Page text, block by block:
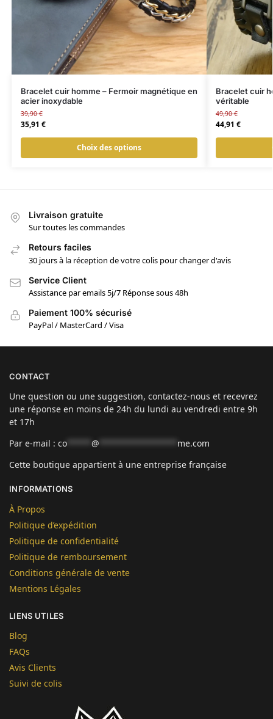
Bracelet cuir homme – Fermoir magnétique en
acier inoxydable
39,90€
35,91 €
Choix des options
Bracelet cuir
véritable
49,90€
44,91 €
Livraison gratuite
Sur toutes les commandes
Retours faciles
30 jours à la réception de votre colis pour changer d'avis
Service Client
Assistance par emails 5j/7 Réponse sous 48h
Paiement 100% sécurisé
PayPal / MasterCard / Visa
CONTACT
Une question ou une suggestion, contactez-nous et recevrez
une réponse en moins de 24h du lundi au vendredi entre 9h
et 17h
Par e-mail : co @
me.com
Cette boutique appartient à une entreprise française
INFORMATIONS
À Propos
Politique d’expédition
Politique de confidentialité
Politique de remboursement
Conditions générale de vente
Mentions Légales
LIENS UTILES
Blog
FAQs
Avis Clients
Suivi de colis